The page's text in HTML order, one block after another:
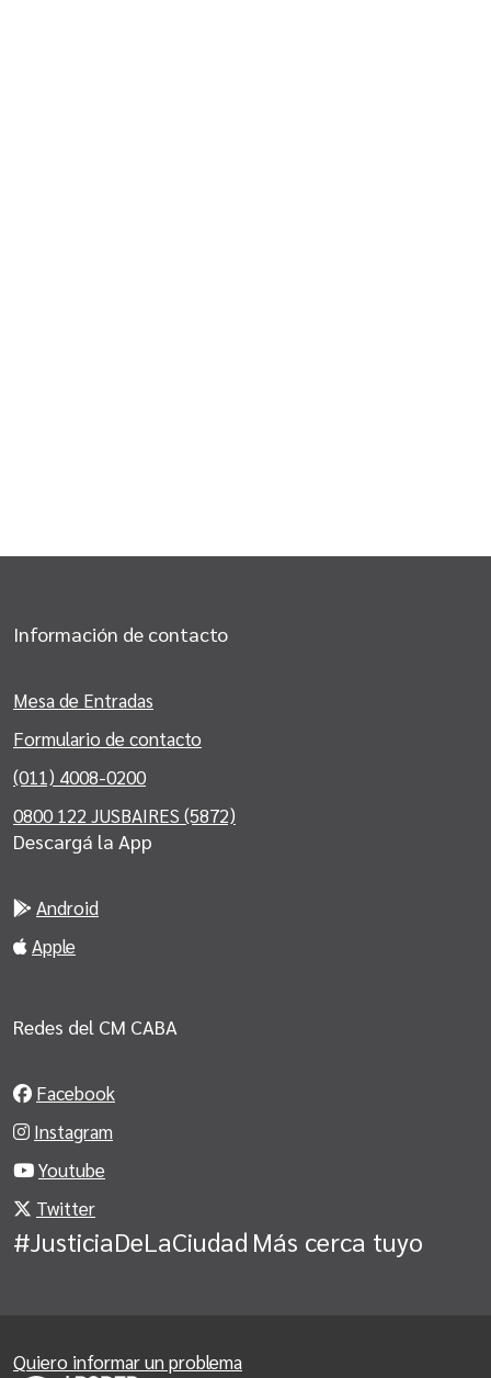
Información de contacto
Mesa de Entradas
Formulario de contacto
(011) 4008-0200
0800 122 JUSBAIRES (5872)
Descargá la App
Android
Apple
Redes del CM CABA
Facebook
Instagram
Youtube
Twitter
#JusticiaDeLaCiudad Más cerca tuyo
Quiero informar un problema